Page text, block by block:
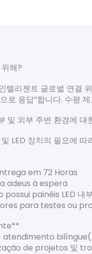
해?
텔리젠트 글로벌 연결
로 응답”합니다. 수평
외부 주변 환경에 대
LED 장치의 필요에 따
em 72 Horas
adeus à espera
painéis LED 내
para testes ou
bilíngue(
de projetos 및